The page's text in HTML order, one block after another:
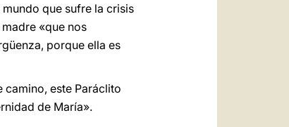
que sufre la crisis
«que nos
porque ella es
camino, este Paráclito
de María».